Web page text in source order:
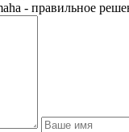
- правильное